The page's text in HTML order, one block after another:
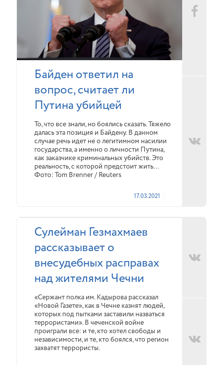
Байден ответил на
вопрос, считает ли
Путина убийцей
То, что все знали, но боялись сказать. Тяжело
далась эта позиция и Байдену. В данном
случае речь идет не о легитимном насилии
государства, а именно о личности Путина,
как заказчике криминальных убийств. Это
реальность, с которой предстоит жить…
Фото: Tom Brenner / Reuters
17.03.2021
Сулейман Гезмахмаев
рассказывает о
внесудебных расправах
над жителями Чечни
«Сержант полка им. Кадырова рассказал
«Новой Газете», как в Чечне казнят людей,
которых под пытками заставили назваться
террористами». В чеченской войне
проиграли все: и те, кто хотел свободы и
независимости, и те, кто боялся, что регион
захватят террористы.